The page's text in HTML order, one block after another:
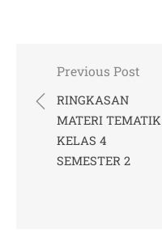
Post
navigation
Previous Post
RINGKASAN
MATERI TEMATIK
KELAS 4
SEMESTER 2